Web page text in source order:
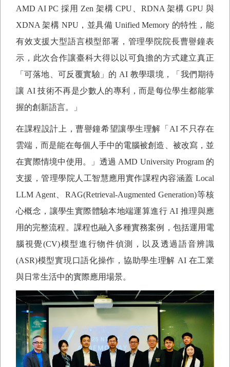
AMD AI PC採用 Zen 架構 CPU RDNA架構 GPU與
XDNA架構 NPU ，並具備 Unified Memory 的特性，能
有效支援大型語言模型部署，管理學院院長曹譽鐘表
示，此次合作讓臺科大得以以可負擔的方式建立真正
「可落地、可反覆實驗」的 AI 教學環境，「我們期待
讓 AI技術不再是少數人的專利，而是每位學生都能掌
握的創新語言。」
在課程設計上，曹譽鐘希望讓學生理解「 AI不只存在
雲端，而是能在每個人手中的電腦被創造、被改寫，並
在實際情境中使用。」透過 AMD University Program 的
支援，管理學院人工智慧應用實作課程內容涵蓋 Local
LLM Agent
RAG(Retrieval-Augmented Generation)等核
心概念，讓學生實際體驗本地端運算進行 AI 推理與應
用的完整流程。課程也融入多種實務案例，包括運用電
腦視覺(CV)模型進行物件偵測，以及透過語音辨識
(ASR)模型實現口語化操作，協助學生理解 AI 在工業
與日常生活中的實際應用場景。